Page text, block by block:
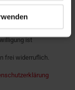
meine
und
ist
frei widerruflich.